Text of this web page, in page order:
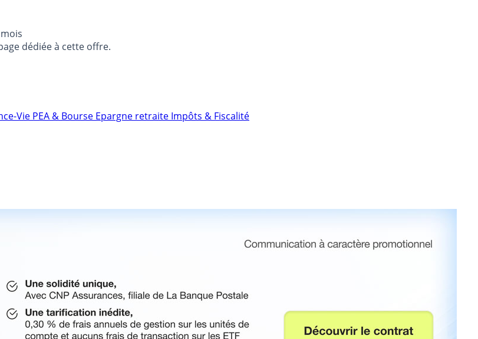
dédiée à cette offre.
Vie PEA & Bourse Epargne retraite Impôts & Fiscalité